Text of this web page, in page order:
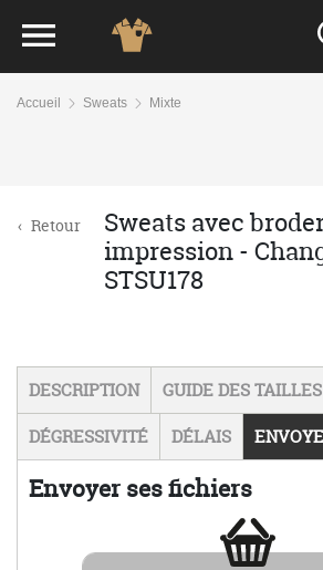
Accueil Sweats Mixte
‹ Retour
Sweats avec
impression -
STSU178
DESCRIPTION GUIDE DES TAILLES
DÉGRESSIVITÉ
DÉLAIS
Envoyer ses fichiers